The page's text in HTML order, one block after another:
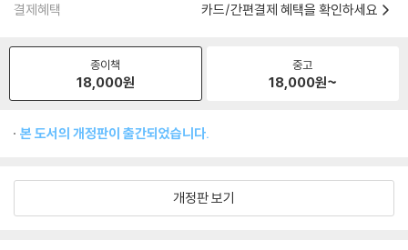
결제혜택 카드/간편결제 혜택을 확인하세요
종이책
18,000원
중고
18,000원~
본 도서의 개정판이 출간되었습니다.
개정판 보기